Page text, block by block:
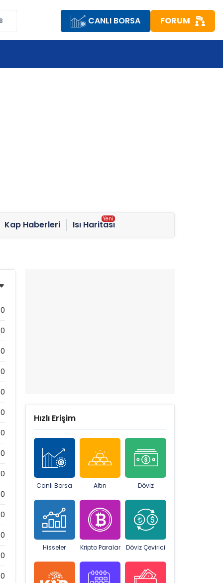
CANLI BORSA FORUM
Kap Haberleri Isı Haritası
0
0
0
0
0
Hızlı Erişim
Canlı Borsa Altın Döviz
Hisseler Kripto Paralar Döviz Çevirici